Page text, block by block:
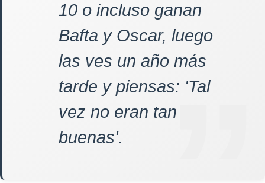
10 o incluso ganan
Bafta y Oscar, luego
las ves un año más
tarde y piensas: 'Tal
vez no eran tan
buenas'.